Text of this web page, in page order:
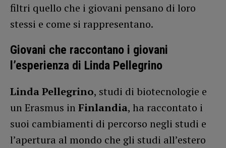
filtri quello che i giovani pensano di loro
stessi e come si rappresentano.
Giovani che raccontano i giovani
l’esperienza di Linda Pellegrino
Linda Pellegrino, studi di biotecnologie e
un Erasmus inFinlandia, ha raccontato i
suoi cambiamenti di percorso negli studi e
l’apertura al mondo che gli studi all’estero